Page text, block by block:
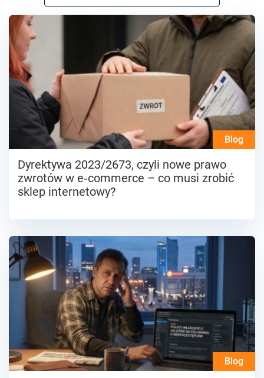
Blog
Dyrektywa 2023/2673, czyli nowe prawo
zwrotów w e‑commerce – co musi zrobić
sklep internetowy?
Blog